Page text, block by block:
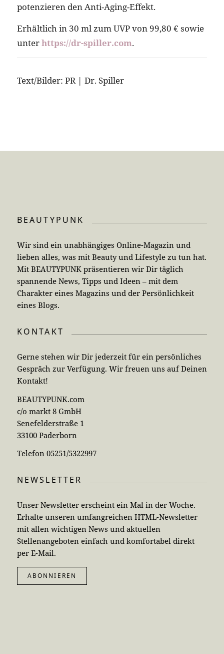
potenzieren den Anti-Aging-Effekt.
Erhältlich in 30 ml zum UVP von 99,80 € sowie
unterhttps://dr-spiller.com.
Text/Bilder: PR | Dr. Spiller
BEAUTYPUNK
Wir sind ein unabhängiges Online-Magazin und
lieben alles, was mit Beauty und Lifestyle zu tun hat.
Mit BEAUTYPUNK präsentieren wir Dir täglich
spannende News, Tipps und Ideen – mit dem
Charakter eines Magazins und der Persönlichkeit
eines Blogs.
KONTAKT
Gerne stehen wir Dir jederzeit für ein persönliches
Gespräch zur Verfügung. Wir freuen uns auf Deinen
Kontakt!
BEAUTYPUNK.com
c/o markt 8 GmbH
Senefelderstraße 1
33100 Paderborn
Telefon 05251/5322997
NEWSLETTER
Unser Newsletter erscheint ein Mal in der Woche.
Erhalte unseren umfangreichen HTML-Newsletter
mit allen wichtigen News und aktuellen
Stellenangeboten einfach und komfortabel direkt
per E-Mail.
ABONNIEREN